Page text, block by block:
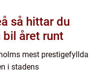
året runt
mest prestigefyllda
i stadens